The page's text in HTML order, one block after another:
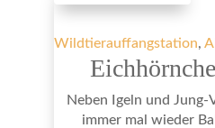
Wildtierauffangstation,
Neben Igeln und Jung-
immer mal wieder